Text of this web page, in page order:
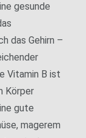
gesunde
das Gehirn –
Vitamin B ist
Körper
gute
magerem